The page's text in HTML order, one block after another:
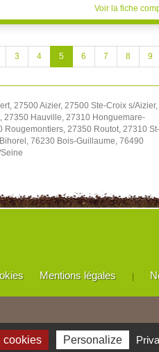
Voir la fiche
3 4 5 6 7 8 9
27500 Aizier, 27500 Ste-Croix s/Aizier,
27350 Hauville, 27310 Honguemare-
27350 Routot, 27310 St-
76230 Bois-Guillaume, 76490
Mentions légales
cookies Personalize